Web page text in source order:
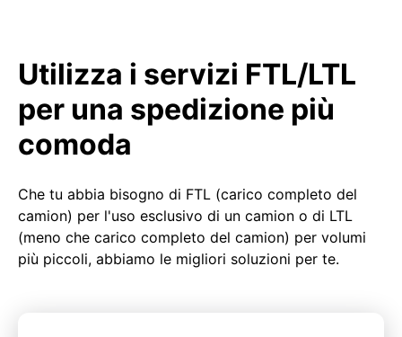
Utilizza i servizi FTL/LTL
per una spedizione più
comoda
Che tu abbia bisogno di FTL (carico completo del
camion) per l'uso esclusivo di un camion o di LTL
(meno che carico completo del camion) per volumi
più piccoli, abbiamo le migliori soluzioni per te.